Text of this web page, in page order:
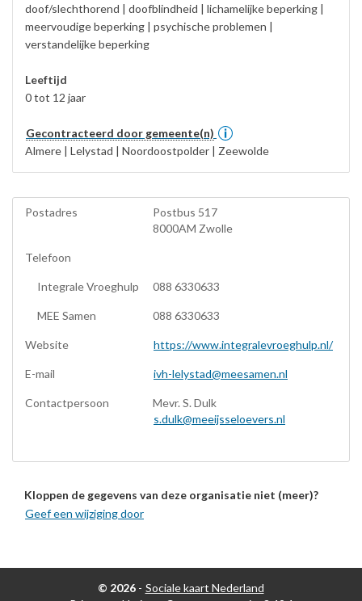
doof/slechthorend | doofblindheid | lichamelijke beperking |
meervoudige beperking | psychische problemen |
verstandelijke beperking
Leeftijd
0 tot 12 jaar
Gecontracteerd door gemeente(n)
Almere | Lelystad | Noordoostpolder | Zeewolde
Postadres
Postbus 517
8000AM Zwolle
Telefoon
Integrale Vroeghulp 088 6330633
MEE Samen 088 6330633
Website https://www.integralevroeghulp.nl/
E-mail ivh-lelystad@meesamen.nl
Contactpersoon
Mevr. S. Dulk
s.dulk@meeijsseloevers.nl
Kloppen de gegevens van deze organisatie niet (meer)?
Geef een wijziging door
© 2026- Sociale kaart Nederland